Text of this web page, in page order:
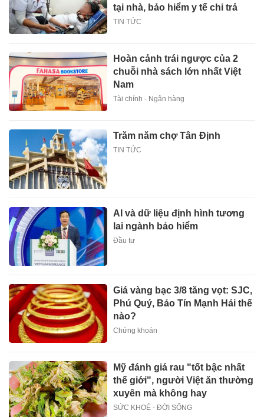
tại nhà, bảo hiểm y tế chi trả
TIN TỨC
Hoàn cảnh trái ngược của 2
chuỗi nhà sách lớn nhất Việt
Nam
Tài chính - Ngân hàng
Trăm năm chợ Tân Định
TIN TỨC
AI và dữ liệu định hình tương
lai ngành bảo hiểm
Đầu tư
Giá vàng bạc 3/8 tăng vọt: SJC,
Phú Quý, Bảo Tín Mạnh Hải thế
nào?
Chứng khoán
Mỹ đánh giá rau "tốt bậc nhất
thế giới", người Việt ăn thường
xuyên mà không hay
SỨC KHOẺ - ĐỜI SỐNG